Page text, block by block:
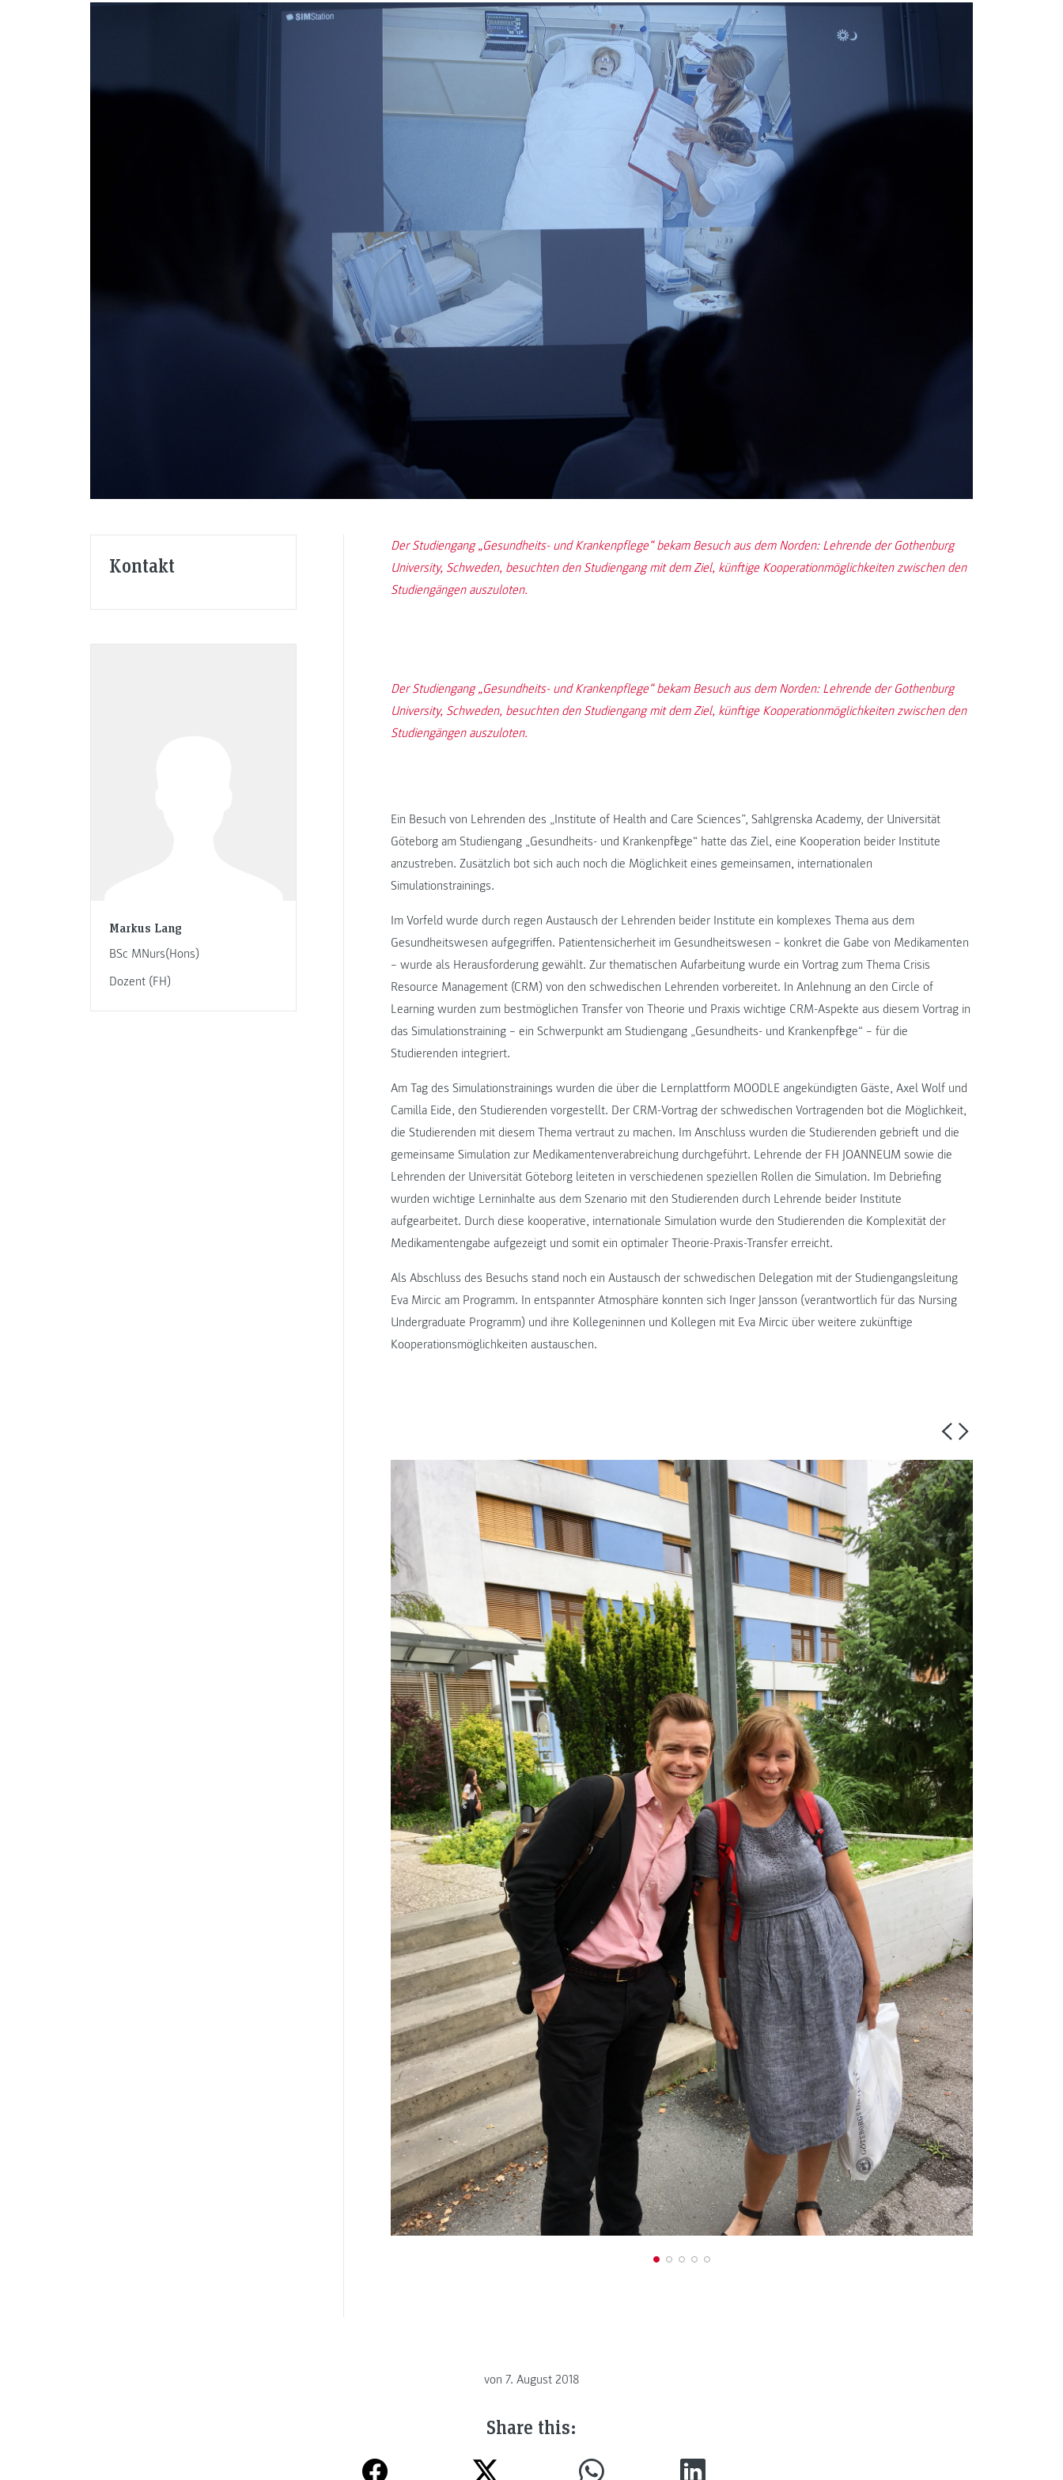
Kontakt
Markus Lang
BSc MNurs(Hons)
Dozent (FH)
Der Studiengang „Gesundheits- und Krankenpflege“ bekam Besuch aus dem Norden: Lehrende der Gothenburg
University, Schweden, besuchten den Studiengang mit dem Ziel, künftige Kooperationmöglichkeiten zwischen den
Studiengängen auszuloten.
Der Studiengang „Gesundheits- und Krankenpflege“ bekam Besuch aus dem Norden: Lehrende der Gothenburg
University, Schweden, besuchten den Studiengang mit dem Ziel, künftige Kooperationmöglichkeiten zwischen den
Studiengängen auszuloten.
Ein Besuch von Lehrenden des „Institute of Health and Care Sciences”, Sahlgrenska Academy, der Universität
Göteborg am Studiengang „Gesundheits- und Krankenpflege“ hatte das Ziel, eine Kooperation beider Institute
anzustreben. Zusätzlich bot sich auch noch die Möglichkeit eines gemeinsamen, internationalen
Simulationstrainings.
Im Vorfeld wurde durch regen Austausch der Lehrenden beider Institute ein komplexes Thema aus dem
Gesundheitswesen aufgegriffen. Patientensicherheit im Gesundheitswesen – konkret die Gabe von Medikamenten
– wurde als Herausforderung gewählt. Zur thematischen Aufarbeitung wurde ein Vortrag zum Thema Crisis
Resource Management (CRM) von den schwedischen Lehrenden vorbereitet. In Anlehnung an den Circle of
Learning wurden zum bestmöglichen Transfer von Theorie und Praxis wichtige CRM-Aspekte aus diesem Vortrag in
das Simulationstraining – ein Schwerpunkt am Studiengang „Gesundheits- und Krankenpflege“ – für die
Studierenden integriert.
Am Tag des Simulationstrainings wurden die über die Lernplattform MOODLE angekündigten Gäste, Axel Wolf und
Camilla Eide, den Studierenden vorgestellt. Der CRM-Vortrag der schwedischen Vortragenden bot die Möglichkeit,
die Studierenden mit diesem Thema vertraut zu machen. Im Anschluss wurden die Studierenden gebrieft und die
gemeinsame Simulation zur Medikamentenverabreichung durchgeführt. Lehrende der FH JOANNEUM sowie die
Lehrenden der Universität Göteborg leiteten in verschiedenen speziellen Rollen die Simulation. Im Debriefing
wurden wichtige Lerninhalte aus dem Szenario mit den Studierenden durch Lehrende beider Institute
aufgearbeitet. Durch diese kooperative, internationale Simulation wurde den Studierenden die Komplexität der
Medikamentengabe aufgezeigt und somit ein optimaler Theorie-Praxis-Transfer erreicht.
Als Abschluss des Besuchs stand noch ein Austausch der schwedischen Delegation mit der Studiengangsleitung
Eva Mircic am Programm. In entspannter Atmosphäre konnten sich Inger Jansson (verantwortlich für das Nursing
Undergraduate Programm) und ihre Kollegeninnen und Kollegen mit Eva Mircic über weitere zukünftige
Kooperationsmöglichkeiten austauschen.
von 7. August 2018
Share this: